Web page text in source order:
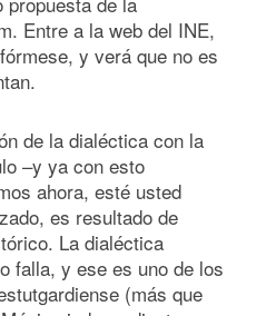
Entre a la web del INE,
y verá que no es
de la dialéctica con la
–y ya con esto
ahora, esté usted
es resultado de
La dialéctica
falla, y ese es uno de los
(más que